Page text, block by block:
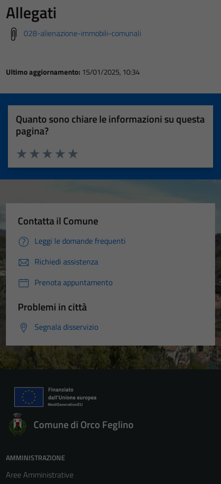
Allegati
028-alienazione-immobili-comunali
Ultimo aggiornamento: 15/01/2025, 10:34
Quanto sono chiare le informazioni su questa
pagina?
Valuta 5 stelle su 5
Valuta 4 stelle su 5
Valuta 3 stelle su 5
Valuta 2 stelle su 5
Valuta 1 stelle su 5
Contatta il Comune
Leggi le domande frequenti
Richiedi assistenza
Prenota appuntamento
Problemi in città
Segnala disservizio
Comune di Orco Feglino
AMMINISTRAZIONE
Aree Amministrative